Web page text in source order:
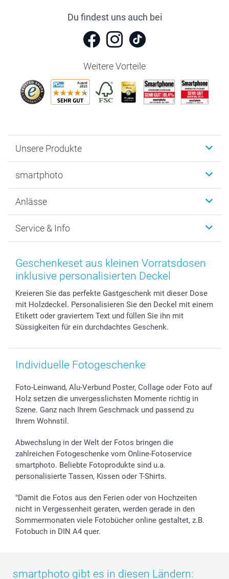
Du findest uns auch bei
Weitere Vorteile
Unsere Produkte
Fotogeschenke
MyNameBook
Fotoabzüge, Fotos als Buch & Poster
Zubehör & Material
Foto-Kalender & Agenden
Geschenk-Gutscheine (PDF)
smartphoto
Warum smartphoto
Datenschutz
AGB
Impressum
Partnerprogramme
Investor Relations
B2B smartbusiness
Anlässe
Neujahr
Muttertag
Vatertag
Hochzeit
Geburtstag
Geburt
Service & Info
Anmelden /Registrieren
Preise und Versandkosten
72h Lieferung
Zahlungsmöglichkeiten
Sitemap
smartgarantie
Geschenkeset aus kleinen Vorratsdosen
inklusive personalisierten Deckel
Kreieren Sie das perfekte Gastgeschenk mit dieser Dose
mit Holzdeckel. Personalisieren Sie den Deckel mit einem
Etikett oder graviertem Text und füllen Sie ihn mit
Süssigkeiten für ein durchdachtes Geschenk.
Individuelle Fotogeschenke
Foto-Leinwand, Alu-Verbund Poster, Collage oder Foto auf
Holz setzen die unvergesslichsten Momente richtig in
Szene. Ganz nach Ihrem Geschmack und passend zu
Ihrem Wohnstil.
Abwechslung in der Welt der Fotos bringen die
zahlreichen Fotogeschenke vom Online-Fotoservice
smartphoto. Beliebte Fotoprodukte sind u.a.
personalisierte Tassen, Kissen oder T-Shirts.
"Damit die Fotos aus den Ferien oder von Hochzeiten
nicht in Vergessenheit geraten, werden gerade in den
Sommermonaten viele Fotobücher online gestaltet, z.B.
Fotobuch in DIN A4 quer.
smartphoto gibt es in diesen Ländern: